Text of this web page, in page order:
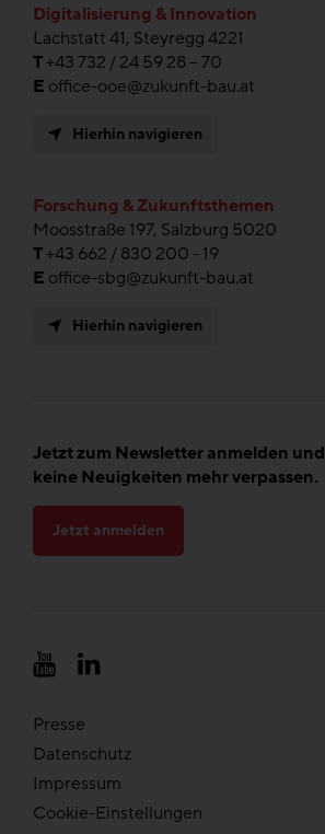
Digitalisierung & Innovation
Lachstatt 41, Steyregg 4221
T+43 732 / 24 59 28 – 70
E office-ooe@zukunft-bau.at
Hierhin navigieren
Forschung & Zukunftsthemen
Moosstraße 197, Salzburg 5020
T+43 662 / 830 200 - 19
E office-sbg@zukunft-bau.at
Hierhin navigieren
Jetzt zum Newsletter anmelden und
keine Neuigkeiten mehr verpassen.
Jetzt anmelden
Presse
Datenschutz
Impressum
Cookie-Einstellungen